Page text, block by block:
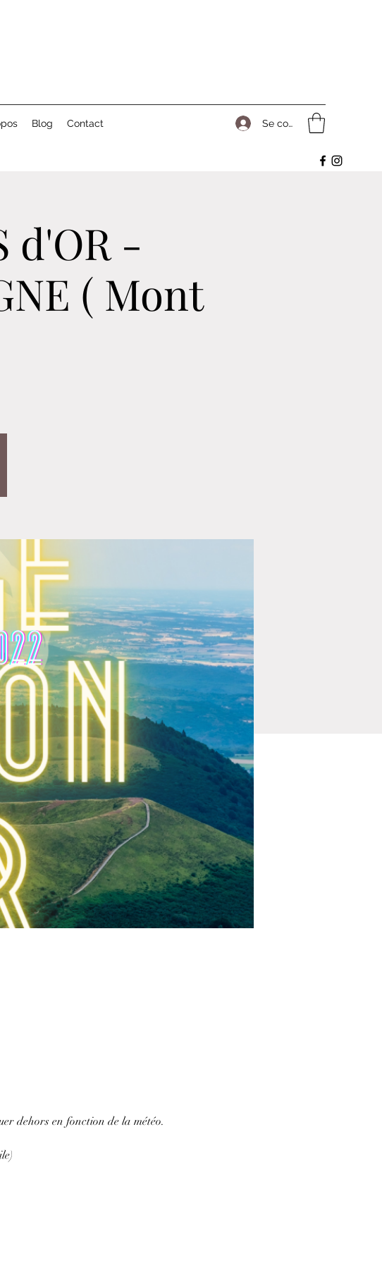
Blog Contact Se connecter
d'OR -
( Mont
dehors en fonction de la météo.